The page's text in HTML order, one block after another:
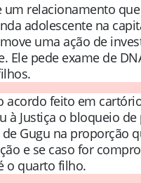
um relacionamento
adolescente na
uma ação de
Ele pede exame de
acordo feito em
à Justiça o bloqueio
Gugu na proporção
e se caso for
o quarto filho.